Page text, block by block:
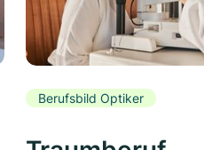
Berufsbild Optiker